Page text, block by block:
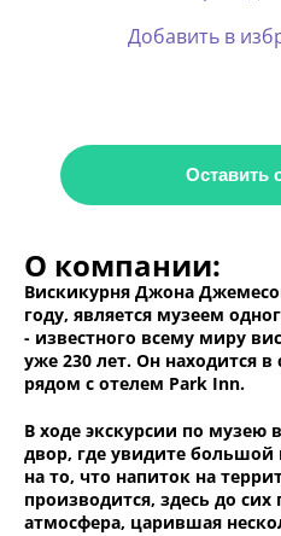
Добавить в
Оставить
О компании:
Вискикурня Джона
году, является музеем
- известного всему миру
уже 230 лет. Он находится
рядом с отелем Park Inn.
В ходе экскурсии по музею
двор, где увидите
на то, что напиток на
производится, здесь до
атмосфера, царившая